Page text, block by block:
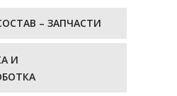
– ЗАПЧАСТИ
И